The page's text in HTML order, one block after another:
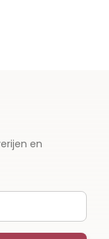
en